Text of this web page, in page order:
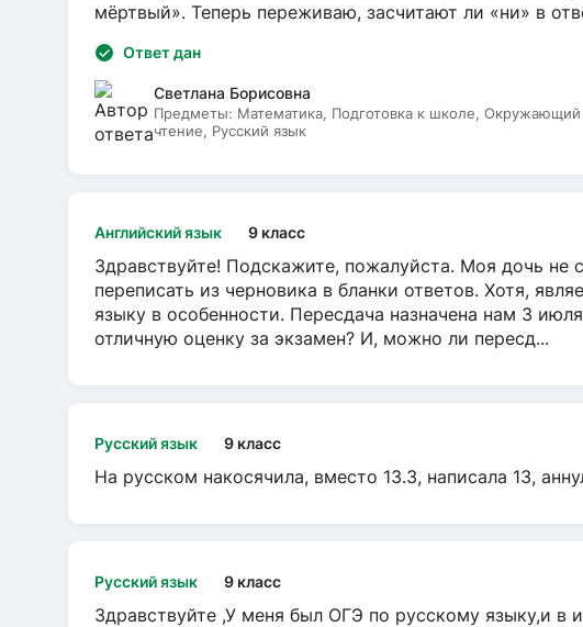
мёртвый». Теперь переживаю, засчитают ли «ни» в
Ответ дан
Светлана Борисовна
Предметы: Математика, Подготовка к школе,
чтение, Русский язык
Английский язык 9 класс
Здравствуйте! Подскажите, пожалуйста. Моя дочь не
переписать из черновика в бланки ответов. Хотя,
языку в особенности. Пересдача назначена нам 3
отличную оценку за экзамен? И, можно ли пересд...
Русский язык 9 класс
На русском накосячила, вместо 13.3, написала 13,
Русский язык 9 класс
Здравствуйте ,У меня был ОГЭ по русскому языку,и в